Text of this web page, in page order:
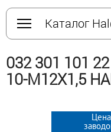
Каталог
032 301 101
10-М12Х1,5